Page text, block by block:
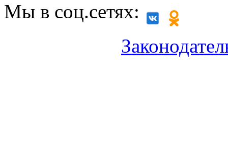
Мы в соц.сетях: